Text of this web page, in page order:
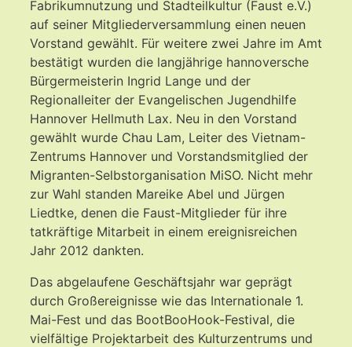
Fabrikumnutzung und Stadteilkultur (Faust e.V.)
auf seiner Mitgliederversammlung einen neuen
Vorstand gewählt. Für weitere zwei Jahre im Amt
bestätigt wurden die langjährige hannoversche
Bürgermeisterin Ingrid Lange und der
Regionalleiter der Evangelischen Jugendhilfe
Hannover Hellmuth Lax. Neu in den Vorstand
gewählt wurde Chau Lam, Leiter des Vietnam-
Zentrums Hannover und Vorstandsmitglied der
Migranten-Selbstorganisation MiSO. Nicht mehr
zur Wahl standen Mareike Abel und Jürgen
Liedtke, denen die Faust-Mitglieder für ihre
tatkräftige Mitarbeit in einem ereignisreichen
Jahr 2012 dankten.
Das abgelaufene Geschäftsjahr war geprägt
durch Großereignisse wie das Internationale 1.
Mai-Fest und das BootBooHook-Festival, die
vielfältige Projektarbeit des Kulturzentrums und